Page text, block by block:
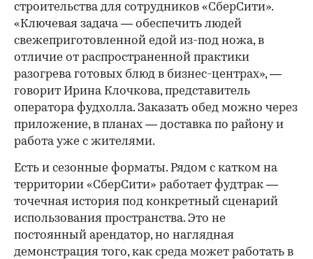
строительства для сотрудников «СберСити».
«Ключевая задача — обеспечить людей
свежеприготовленной едой из-под ножа, в
отличие от распространенной практики
разогрева готовых блюд в бизнес-центрах», —
говорит Ирина Клочкова, представитель
оператора фудхолла. Заказать обед можно через
приложение, в планах — доставка по району и
работа уже с жителями.
Есть и сезонные форматы. Рядом с катком на
территории «СберСити» работает фудтрак —
точечная история под конкретный сценарий
использования пространства. Это не
постоянный арендатор, но наглядная
демонстрация того, как среда может работать в